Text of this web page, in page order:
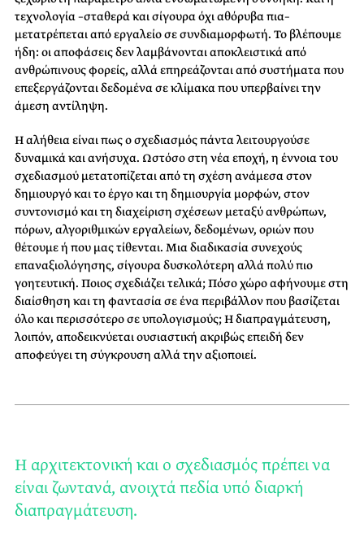
τεχνολογία –σταθερά και σίγουρα όχι αθόρυβα πια–
μετατρέπεται από εργαλείο σε συνδιαμορφωτή. Το βλέπουμε
ήδη: οι αποφάσεις δεν λαμβάνονται αποκλειστικά από
ανθρώπινους φορείς, αλλά επηρεάζονται από συστήματα που
επεξεργάζονται δεδομένα σε κλίμακα που υπερβαίνει την
άμεση αντίληψη.
Η αλήθεια είναι πως ο σχεδιασμός πάντα λειτουργούσε
δυναμικά και ανήσυχα. Ωστόσο στη νέα εποχή, η έννοια του
σχεδιασμού μετατοπίζεται από τη σχέση ανάμεσα στον
δημιουργό και το έργο και τη δημιουργία μορφών, στον
συντονισμό και τη διαχείριση σχέσεων μεταξύ ανθρώπων,
πόρων, αλγοριθμικών εργαλείων, δεδομένων, οριών που
θέτουμε ή που μας τίθενται. Μια διαδικασία συνεχούς
επαναξιολόγησης, σίγουρα δυσκολότερη αλλά πολύ πιο
γοητευτική. Ποιος σχεδιάζει τελικά; Πόσο χώρο αφήνουμε στη
διαίσθηση και τη φαντασία σε ένα περιβάλλον που βασίζεται
όλο και περισσότερο σε υπολογισμούς; Η διαπραγμάτευση,
λοιπόν, αποδεικνύεται ουσιαστική ακριβώς επειδή δεν
αποφεύγει τη σύγκρουση αλλά την αξιοποιεί.
Η αρχιτεκτονική και ο σχεδιασμός πρέπει να
είναι ζωντανά, ανοιχτά πεδία υπό διαρκή
διαπραγμάτευση.